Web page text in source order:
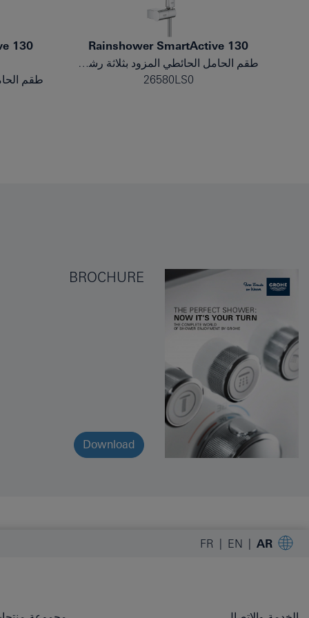
Rainshower SmartActive 130
طقم الحامل الحائطي المزود بثلاثة رشاشات
26580LS0
130
BROCHURE
Download
AR
EN
FR